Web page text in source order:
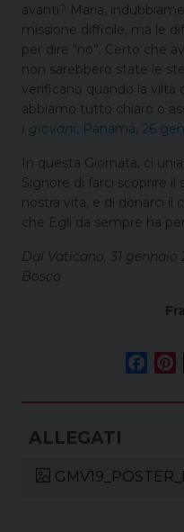
avanti? Maria,
missione difficile, ma le
per dire “no”. Certo che
non sarebbero state le
verificano quando la viltà
abbiamo tutto chiaro o
i giovani, Panamá, 26
In questa Giornata, ci
Signore di farci scoprire il
nostra vita, e di donarci il
che Egli da sempre ha
Dal Vaticano, 31 gennaio
Bosco
c
o